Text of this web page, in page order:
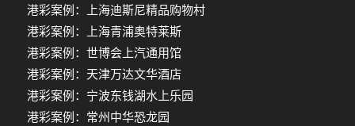
港彩案例：上海迪斯尼精品购物村
港彩案例：上海青浦奥特莱斯
港彩案例：世博会上汽通用馆
港彩案例：天津万达文华酒店
港彩案例：宁波东钱湖水上乐园
港彩案例：常州中华恐龙园